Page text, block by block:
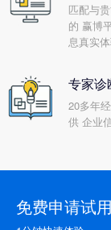
匹配与
的 赢博
息真实
专家诊
20多年
供 企业
免费申请试用